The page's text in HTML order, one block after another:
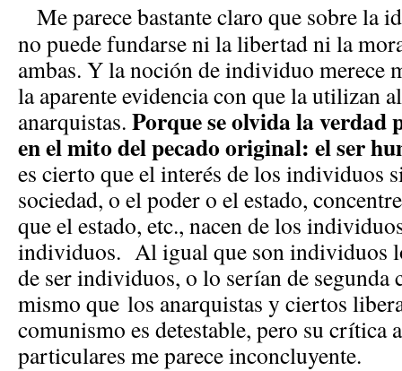
Me parece bastante claro que sobre la
no puede fundarse ni la libertad ni la
ambas. Y la noción de individuo merece
la aparente evidencia con que la utilizan
anarquistas. Porque se olvida la
en el mito del pecado original: el ser
es cierto que el interés de los individuos
sociedad, o el poder o el estado,
que el estado, etc., nacen de los
individuos. Al igual que son individuos
de ser individuos, o lo serían de
mismo que los anarquistas y ciertos
comunismo es detestable, pero su crítica
particulares me parece inconcluyente.